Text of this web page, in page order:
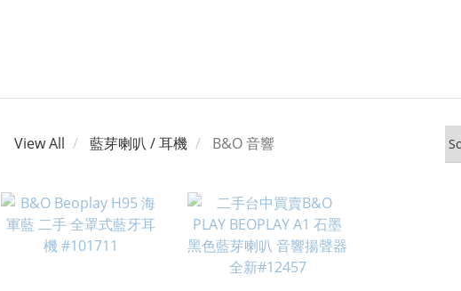
View All 藍芽喇叭 / 耳機 B&O 音響